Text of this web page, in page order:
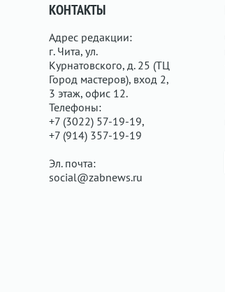
КОНТАКТЫ
Адрес редакции:
г. Чита, ул.
Курнатовского, д. 25 (ТЦ
Город мастеров), вход 2,
3 этаж, офис 12.
Телефоны:
+7 (3022) 57-19-19,
+7 (914) 357-19-19
Эл. почта:
social@zabnews.ru